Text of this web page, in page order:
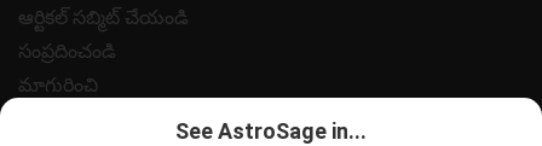
ఆర్టికల్ సబ్మిట్ చేయండి
సంప్రదించండి
మాగురించి
See AstroSage in...